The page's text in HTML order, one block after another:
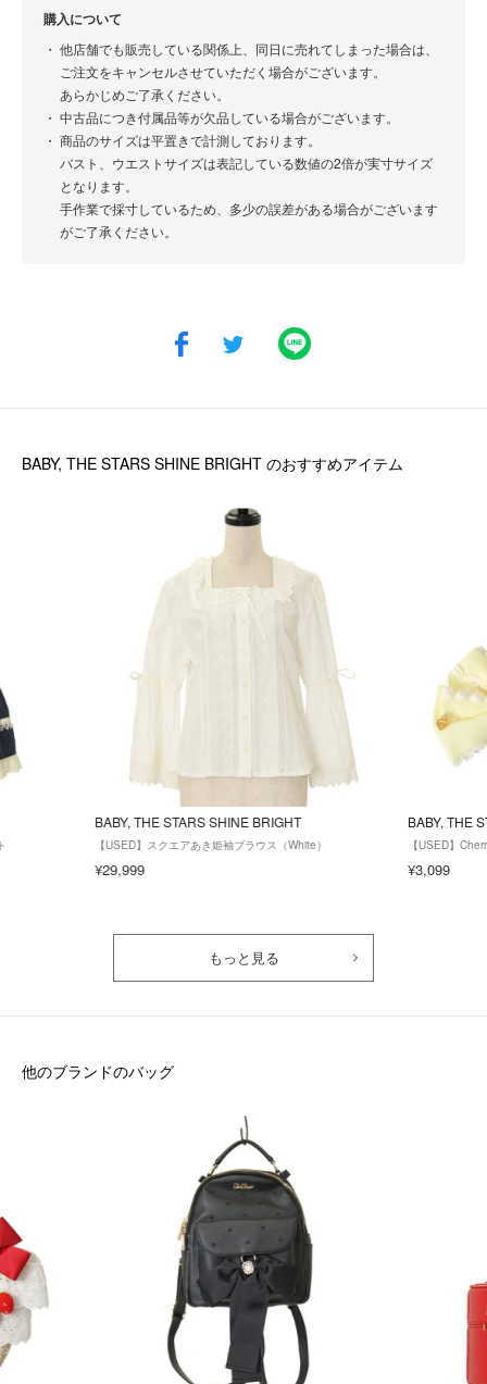
購入について
他店舗でも販売している関係上、同日に売れてしまった場合は、
ご注文をキャンセルさせていただく場合がございます。
あらかじめご了承ください。
中古品につき付属品等が欠品している場合がございます。
商品のサイズは平置きで計測しております。
バスト、ウエストサイズは表記している数値の2倍が実寸サイズ
となります。
手作業で採寸しているため、多少の誤差がある場合がございます
がご了承ください。
BABY, THE STARS SHINE BRIGHT のおすすめアイテム
BABY, THE STARS SHINE BRIGHT
【USED】スクエアあき姫袖ブラウス（White）
¥29,999
BABY, THE
【USED】
¥3,099
もっと見る
他のブランドのバッグ